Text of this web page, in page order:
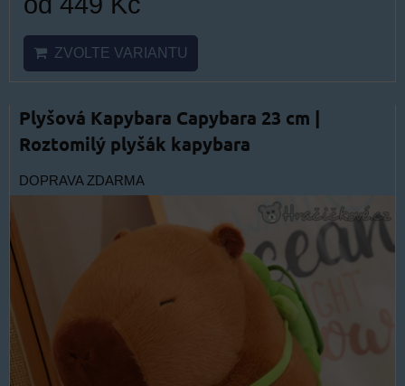
ZVOLTE VARIANTU
Plyšová Kapybara Capybara 23 cm |
Roztomilý plyšák kapybara
DOPRAVA ZDARMA